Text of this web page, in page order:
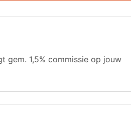
gem. 1,5% commissie op jouw